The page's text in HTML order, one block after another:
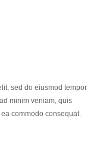
sed do eiusmod tempor
minim veniam, quis
commodo consequat.